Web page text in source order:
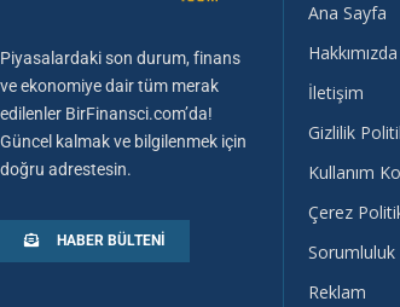
Piyasalardaki son durum, finans
ve ekonomiye dair tüm merak
edilenler BirFinansci.com’da!
Güncel kalmak ve bilgilenmek için
doğru adrestesin.
HABER BÜLTENI
Ana Sayfa
Hakkımızda
İletişim
Gizlilik
Kullanım
Çerez
Sorumluluk
Reklam